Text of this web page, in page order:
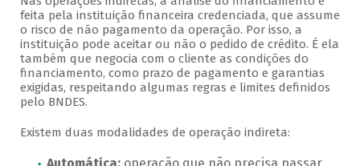
feita pela instituição financeira credenciada, que assume
o risco de não pagamento da operação. Por isso, a
instituição pode aceitar ou não o pedido de crédito. É ela
também que negocia com o cliente as condições do
financiamento, como prazo de pagamento e garantias
exigidas, respeitando algumas regras e limites definidos
pelo BNDES.
Existem duas modalidades de operação indireta: